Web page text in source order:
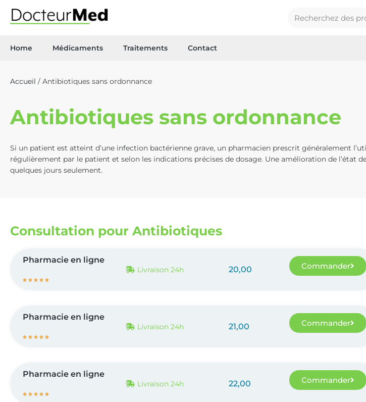
Home Médicaments Traitements Contact
Accueil / Antibiotiques sans ordonnance
Antibiotiques sans ordonnance
Si un patient est atteint d’une infection bactérienne grave, un pharmacien prescrit généralement
régulièrement par le patient et selon les indications précises de dosage. Une amélioration de l’état
quelques jours seulement.
Consultation pour Antibiotiques
Pharmacie en ligne
    
Livraison 24h 20,00 Commander
Pharmacie en ligne
    
Livraison 24h 21,00 Commander
Pharmacie en ligne
    
Livraison 24h 22,00 Commander